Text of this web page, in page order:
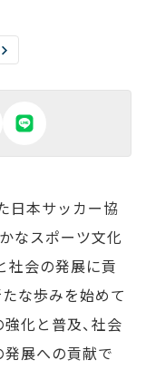
日本サッカー協
かなスポーツ文化
社会の発展に貢
な歩みを始めて
化と普及、社会
展への貢献で